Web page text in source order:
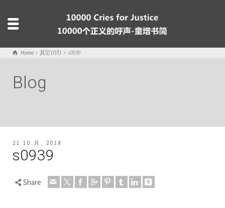
Home 其它(OT) s0939
Blog
21 10 月, 2018
s0939
Share